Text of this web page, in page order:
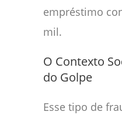
empréstimo
mil.
O Contexto
do Golpe
Esse tipo de